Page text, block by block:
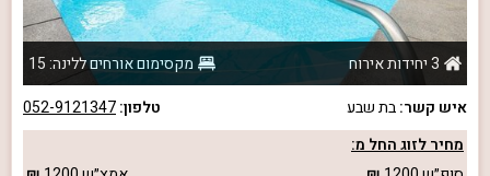
3 יחידות אירוח
מקסימום אורחים ללינה: 15
איש קשר:בת שבע טלפון:052-9121347
מחיר לזוג החל מ: